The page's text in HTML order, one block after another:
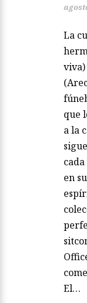
La
viva)
que
a la
en
El…